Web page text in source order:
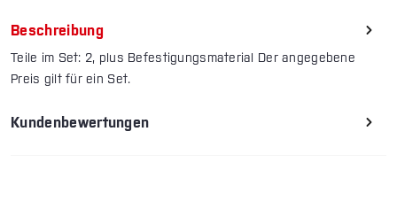
Beschreibung
Teile im Set: 2, plus Befestigungsmaterial Der angegebene
Preis gilt für ein Set.
Kundenbewertungen